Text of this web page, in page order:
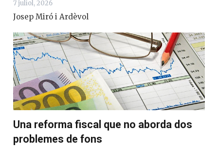
7 juliol, 2026
Josep Miró i Ardèvol
Una reforma fiscal que no aborda dos
problemes de fons